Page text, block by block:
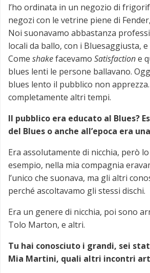
l’ho ordinata in un negozio di
negozi con le vetrine piene di
Noi suonavamo abbastanza
locali da ballo, con i Bluesaggiusta,
Come shakefacevamo Satisfactione
blues lenti le persone ballavano.
blues lento il pubblico non
completamente altri tempi.
Il pubblico era educato al Blues?
del Blues o anche all’epoca era
Era assolutamente di nicchia, però
esempio, nella mia compagnia
l’unico che suonava, ma gli altri
perché ascoltavamo gli stessi dischi.
Era un genere di nicchia, poi sono
Tolo Marton, e altri.
Tu hai conosciuto i grandi, sei
Mia Martini, quali altri incontri